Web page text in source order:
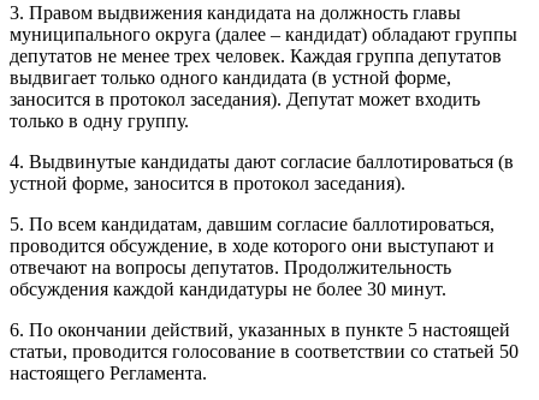
3. Правом выдвижения кандидата на должность главы
муниципального округа (далее – кандидат) обладают группы
депутатов не менее трех человек. Каждая группа депутатов
выдвигает только одного кандидата (в устной форме,
заносится в протокол заседания). Депутат может входить
только в одну группу.
4. Выдвинутые кандидаты дают согласие баллотироваться (в
устной форме, заносится в протокол заседания).
5. По всем кандидатам, давшим согласие баллотироваться,
проводится обсуждение, в ходе которого они выступают и
отвечают на вопросы депутатов. Продолжительность
обсуждения каждой кандидатуры не более 30 минут.
6. По окончании действий, указанных в пункте 5 настоящей
статьи, проводится голосование в соответствии со статьей 50
настоящего Регламента.